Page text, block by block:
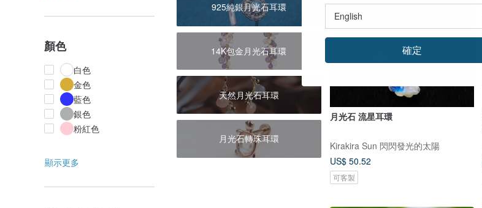
顏色
白色
金色
藍色
銀色
粉紅色
顯示更多
925純銀月光石耳環
14K包金月光石耳環
天然月光石耳環
月光石轉珠耳環
月光石 流星耳環
Kirakira Sun 閃閃發光的太陽
US$ 50.52
可客製
確定